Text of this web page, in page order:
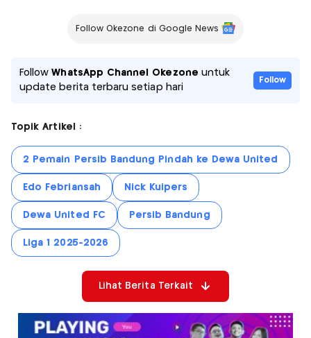
Follow Okezone di Google News
FollowWhatsApp Channel Okezone untuk
update berita terbaru setiap hari
Follow
Topik Artikel :
2 Pemain Persib Bandung Pindah ke Dewa United
Edo Febriansah Nick Kuipers
Dewa United FC Persib Bandung
Liga 1 2025-2026
Lihat Berita Terkait